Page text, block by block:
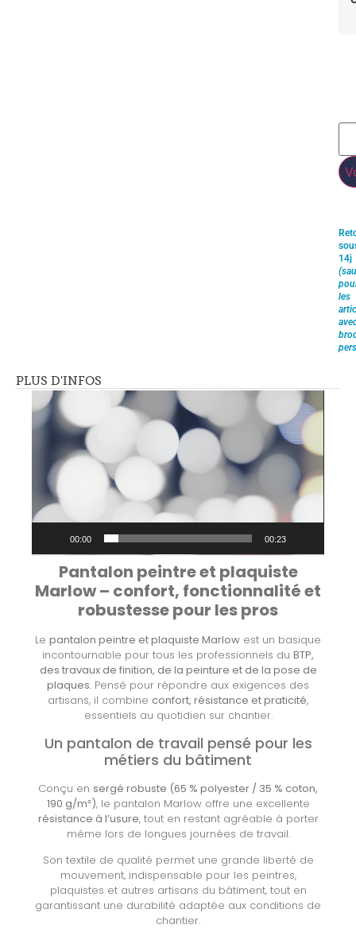
14j
les
PLUS D'INFOS
Lecteur
vidéo
00:00 00:23
Pantalon peintre et plaquiste
Marlow – confort, fonctionnalité et
robustesse pour les pros
Le pantalon peintre et plaquiste Marlow est un basique
incontournable pour tous les professionnels du BTP,
des travaux de finition, de la peinture et de la pose de
plaques. Pensé pour répondre aux exigences des
artisans, il combine confort, résistance et praticité,
essentiels au quotidien sur chantier.
Un pantalon de travail pensé pour les
métiers du bâtiment
Conçu en sergé robuste (65 % polyester / 35 % coton,
190 g/m²), le pantalon Marlow offre une excellente
résistance à l’usure, tout en restant agréable à porter
même lors de longues journées de travail.
Son textile de qualité permet une grande liberté de
mouvement, indispensable pour les peintres,
plaquistes et autres artisans du bâtiment, tout en
garantissant une durabilité adaptée aux conditions de
chantier.